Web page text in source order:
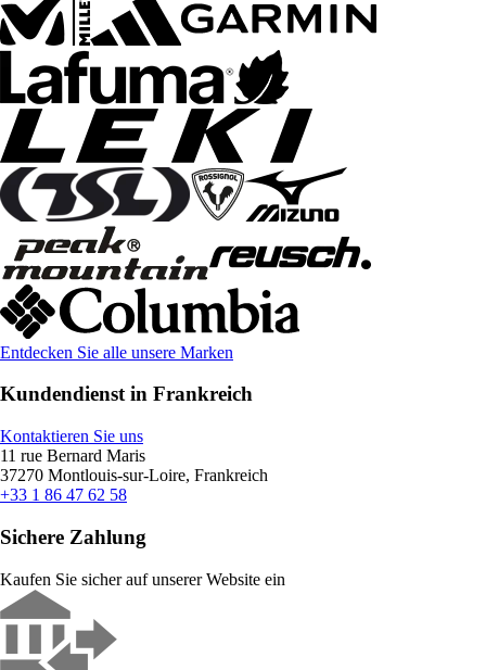
Entdecken Sie alle unsere Marken
Kundendienst in Frankreich
Kontaktieren Sie uns
11 rue Bernard Maris
37270 Montlouis-sur-Loire, Frankreich
+33 1 86 47 62 58
Sichere Zahlung
Kaufen Sie sicher auf unserer Website ein